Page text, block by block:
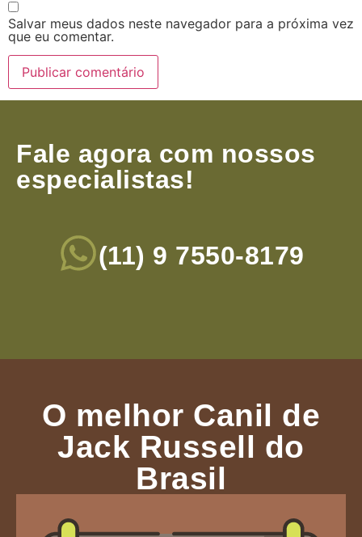
Salvar meus dados neste navegador para a próxima vez
que eu comentar.
Fale agora com nossos
especialistas!
(11) 9 7550-8179
O melhor Canil de
Jack Russell do
Brasil